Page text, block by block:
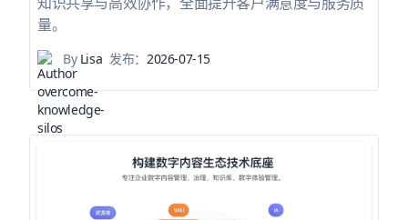
量。
ByLisa 发布：2026-07-15